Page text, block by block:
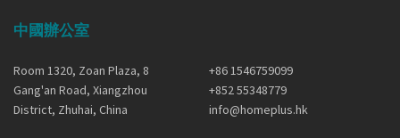
中國辦公室
Room 1320, Zoan Plaza, 8
Gang'an Road, Xiangzhou
District, Zhuhai, China
+86 1546759099
+852 55348779
info@homeplus.hk